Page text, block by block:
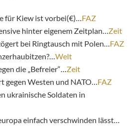
für Kiew ist vorbei(€)…FAZ
hinter eigenem Zeitplan…Zeit
bei Ringtausch mit Polen…FAZ
Welt
die „Befreier“…Zeit
gegen Westen und NATO…FAZ
ukrainische Soldaten in
einfach verschwinden lässt…